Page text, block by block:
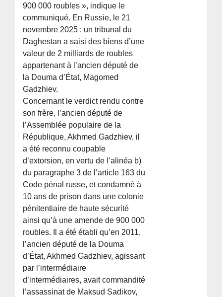
900 000 roubles », indique le
communiqué. En Russie, le 21
novembre 2025 : un tribunal du
Daghestan a saisi des biens d’une
valeur de 2 milliards de roubles
appartenant à l’ancien député de
la Douma d’État, Magomed
Gadzhiev.
Concernant le verdict rendu contre
son frère, l’ancien député de
l’Assemblée populaire de la
République, Akhmed Gadzhiev, il
a été reconnu coupable
d’extorsion, en vertu de l’alinéa b)
du paragraphe 3 de l’article 163 du
Code pénal russe, et condamné à
10 ans de prison dans une colonie
pénitentiaire de haute sécurité
ainsi qu’à une amende de 900 000
roubles. Il a été établi qu’en 2011,
l’ancien député de la Douma
d’État, Akhmed Gadzhiev, agissant
par l’intermédiaire
d’intermédiaires, avait commandité
l’assassinat de Maksud Sadikov,